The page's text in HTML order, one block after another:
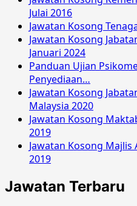
Julai 2016
Jawatan Kosong
Jawatan Kosong
Januari 2024
Panduan Ujian
Penyediaan…
Jawatan Kosong
Malaysia 2020
Jawatan Kosong
2019
Jawatan Kosong
2019
Jawatan Terbaru